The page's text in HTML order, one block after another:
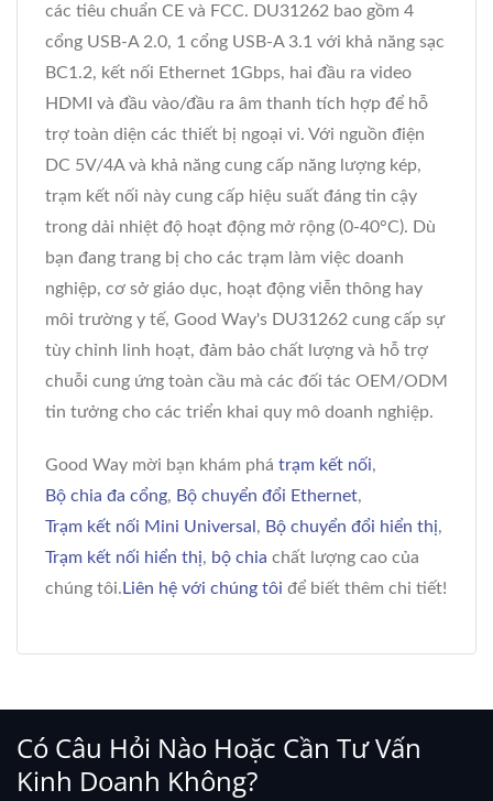
các tiêu chuẩn CE và FCC. DU31262 bao gồm 4
cổng USB-A 2.0, 1 cổng USB-A 3.1 với khả năng sạc
BC1.2, kết nối Ethernet 1Gbps, hai đầu ra video
HDMI và đầu vào/đầu ra âm thanh tích hợp để hỗ
trợ toàn diện các thiết bị ngoại vi. Với nguồn điện
DC 5V/4A và khả năng cung cấp năng lượng kép,
trạm kết nối này cung cấp hiệu suất đáng tin cậy
trong dải nhiệt độ hoạt động mở rộng (0-40°C). Dù
bạn đang trang bị cho các trạm làm việc doanh
nghiệp, cơ sở giáo dục, hoạt động viễn thông hay
môi trường y tế, Good Way's DU31262 cung cấp sự
tùy chỉnh linh hoạt, đảm bảo chất lượng và hỗ trợ
chuỗi cung ứng toàn cầu mà các đối tác OEM/ODM
tin tưởng cho các triển khai quy mô doanh nghiệp.
Good Way mời bạn khám phá trạm kết nối,
Bộ chia đa cổng, Bộ chuyển đổi Ethernet,
Trạm kết nối Mini Universal , Bộ chuyển đổi hiển thị,
Trạm kết nối hiển thị, bộ chia chất lượng cao của
chúng tôi. Liên hệ với chúng tôi để biết thêm chi tiết!
Có Câu Hỏi Nào Hoặc Cần Tư Vấn
Kinh Doanh Không?